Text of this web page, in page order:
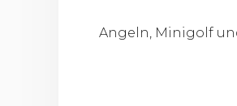
Angeln, Minigolf